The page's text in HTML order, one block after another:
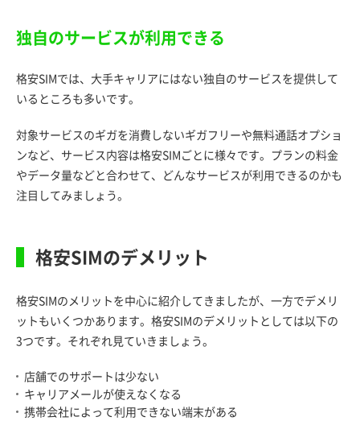
独自のサービスが利用できる
格安SIMでは、大手キャリアにはない独自のサービスを提供して
いるところも多いです。
対象サービスのギガを消費しないギガフリーや無料通話オプショ
ンなど、サービス内容は格安SIMごとに様々です。プランの料金
やデータ量などと合わせて、どんなサービスが利用できるのかも
注目してみましょう。
格安SIMのデメリット
格安SIMのメリットを中心に紹介してきましたが、一方でデメリ
ットもいくつかあります。格安SIMのデメリットとしては以下の
3つです。それぞれ見ていきましょう。
店舗でのサポートは少ない
キャリアメールが使えなくなる
携帯会社によって利用できない端末がある